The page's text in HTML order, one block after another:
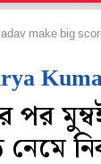
make big
পর